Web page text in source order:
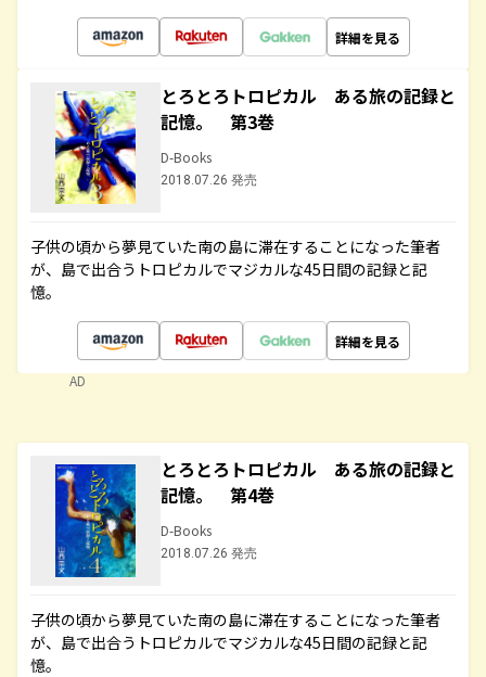
詳細を見る
とろとろトロピカル ある旅の記録と
記憶。 第3巻
D-Books
2018.07.26 発売
子供の頃から夢見ていた南の島に滞在することになった筆者
が、島で出合うトロピカルでマジカルな45日間の記録と記
憶。
詳細を見る
AD
とろとろトロピカル ある旅の記録と
記憶。 第4巻
D-Books
2018.07.26 発売
子供の頃から夢見ていた南の島に滞在することになった筆者
が、島で出合うトロピカルでマジカルな45日間の記録と記
憶。